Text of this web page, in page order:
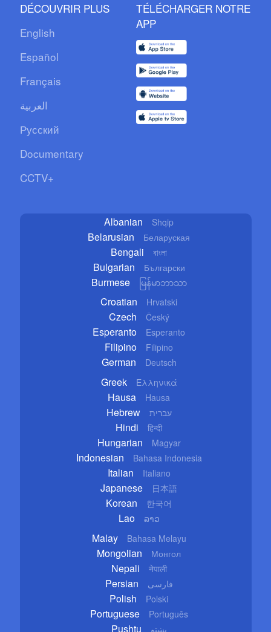
DÉCOUVRIR PLUS
English
Español
Français
العربية
Русский
Documentary
CCTV+
TÉLÉCHARGER NOTRE
APP
Albanian Shqip
Belarusian Беларуская
Bengali বাংলা
Bulgarian Български
Burmese မြန်မာဘာသာ
Croatian Hrvatski
Czech Český
Esperanto Esperanto
Filipino Filipino
German Deutsch
Greek Ελληνικά
Hausa Hausa
Hebrew עברית
Hindi हिन्दी
Hungarian Magyar
Indonesian Bahasa Indonesia
Italian Italiano
Japanese 日本語
Korean 한국어
Lao ລາວ
Malay Bahasa Melayu
Mongolian Монгол
Nepali नेपाली
Persian فارسی
Polish Polski
Portuguese Português
Pushtu پښتو